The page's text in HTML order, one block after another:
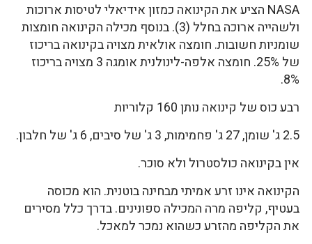
NASA הציע את הקינואה כמזון אידיאלי לטיסות ארוכות
ולשהייה ארוכה בחלל (3). בנוסף מכילה הקינואה חומצות
שומניות חשובות. חומצה אולאית מצויה בקינואה בריכוז
של 25%. חומצה אלפה-לינולנית אומגה 3 מצויה בריכוז
8%.
רבע כוס של קינואה נותן 160 קלוריות
2.5 ג' שומן, 27 ג' פחמימות, 3 ג' של סיבים, 6 ג' של חלבון.
אין בקינואה כולסטרול ולא סוכר.
הקינואה אינו זרע אמיתי מבחינה בוטנית. הוא מכוסה
בעטיף, קליפה מרה המכילה ספונינים. בדרך כלל מסירים
את הקליפה מהזרע כשהוא נמכר למאכל.